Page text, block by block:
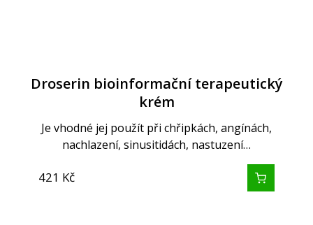
Droserin bioinformační terapeutický
krém
Je vhodné jej použít při chřipkách, angínách,
nachlazení, sinusitidách, nastuzení…
421 Kč